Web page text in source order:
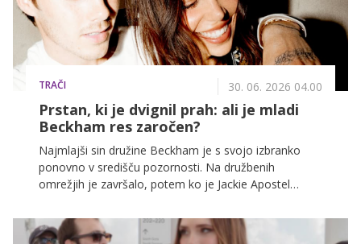
TRAČI 30. 06. 2026 04.00
Prstan, ki je dvignil prah: ali je mladi
Beckham res zaročen?
Najmlajši sin družine Beckham je s svojo izbranko
ponovno v središču pozornosti. Na družbenih
omrežjih je završalo, potem ko je Jackie Apostel
roki. Cruz Beckham in njegova partnerka sta tako
znova postala tema vročih govoric o morebitni zaroki.